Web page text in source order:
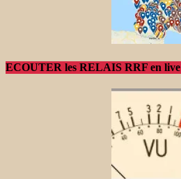
ECOUTER les RELAIS RRF en live